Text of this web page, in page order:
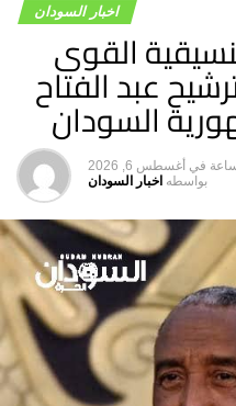
اخبار السودان
القوى
عبد الفتاح
السودان
في أغسطس 6, 2026
بواسطه اخبار السودان